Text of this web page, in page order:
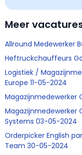
Meer
Allround Medewerker
Heftruckchauffeurs
Logistiek /
Europe 11-05-2024
Magazijnmedewerker
Systems 03-05-2024
Orderpicker English
Team 30-05-2024